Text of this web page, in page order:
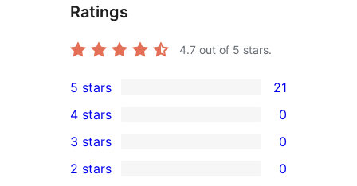
Ratings
4.7 out of 5 stars.
21
5-
star
reviews
5 stars 21
4-
star
4 stars 0
0
3-
3 stars 0
2 stars 0